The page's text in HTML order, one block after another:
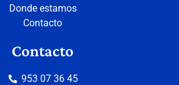
Donde estamos
Contacto
Contacto
953 07 36 45